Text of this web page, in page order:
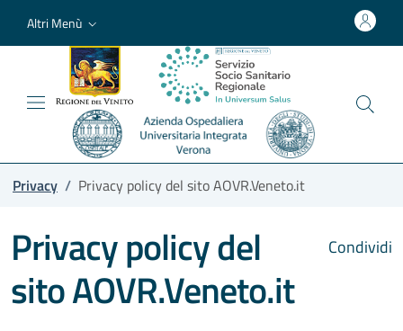
Altri Menù
Privacy / Privacy policy del sito AOVR.Veneto.it
Condividi
Privacy policy del
sito AOVR.Veneto.it